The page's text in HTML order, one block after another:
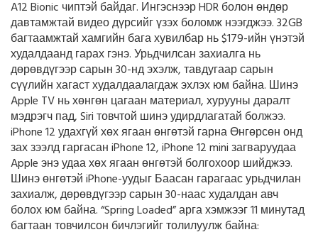
A12 Bionic чиптэй байдаг. Ингэснээр HDR болон өндөр
давтамжтай видео дүрсийг үзэх боломж нээгджээ. 32GB
багтаамжтай хамгийн бага хувилбар нь $179-ийн үнэтэй
худалдаанд гарах гэнэ. Урьдчилсан захиалга нь
дөрөвдүгээр сарын 30-нд эхэлж, тавдугаар сарын
сүүлийн хагаст худалдаалагдаж эхлэх юм байна. Шинэ
Apple TV нь хөнгөн цагаан материал, хурууны даралт
мэдрэгч пад, Siri товчтой шинэ удирдлагатай болжээ.
iPhone 12 удахгүй хөх ягаан өнгөтэй гарна Өнгөрсөн онд
зах зээлд гаргасан iPhone 12, iPhone 12 mini загваруудаа
Apple энэ удаа хөх ягаан өнгөтэй болгохоор шийджээ.
Шинэ өнгөтэй iPhone-уудыг Баасан гарагаас урьдчилан
захиалж, дөрөвдүгээр сарын 30-наас худалдан авч
болох юм байна. “Spring Loaded” арга хэмжээг 11 минутад
багтаан товчилсон бичлэгийг толилуулж байна: